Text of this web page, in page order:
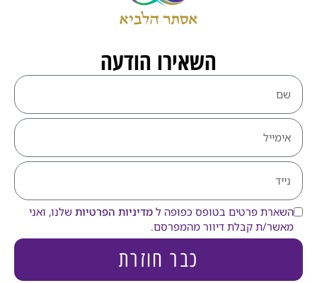
השאירו הודעה
השארת פרטים בטופס כפופה ל מדיניות הפרטיות שלנו, ואני
מאשר/ת קבלת דיוור מהמפרסם.
כבר חוזרת